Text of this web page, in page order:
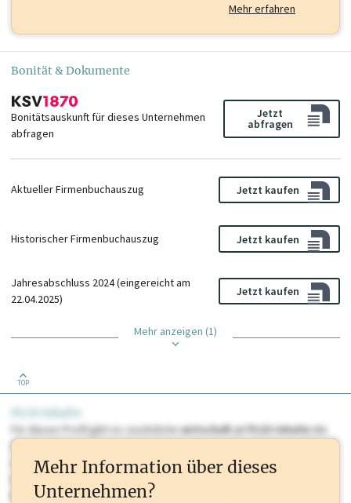
Mehr erfahren
Bonität & Dokumente
Bonitätsauskunft für dieses Unternehmen
abfragen
Jetzt
abfragen
Aktueller Firmenbuchauszug Jetzt kaufen
Historischer Firmenbuchauszug Jetzt kaufen
Jahresabschluss 2024 (eingereicht am
22.04.2025)
Jetzt kaufen
Mehr anzeigen (1)
TOP
PLUS Inhalte
Für dieses Profil gibt es zusätzlichewirtschaft.at PLUS Inhaltedie
Sie momentan nicht einsehen können. Schalten Sie dieses Profil frei
oder loggen Sie sich ein um diese Inhalte zu sehen. wirtschaft.at PLUS
Marken, Patente, Rechtstatsachen, OTS-Aussendungen, und viele
Mehr Information über dieses
Unternehmen?